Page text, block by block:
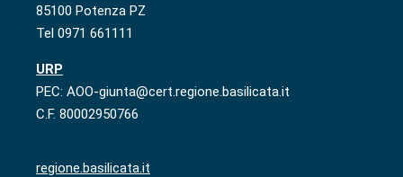
85100 Potenza PZ
Tel 0971 661111
URP
PEC: AOO-giunta@cert.regione.basilicata.it
C.F. 80002950766
regione.basilicata.it